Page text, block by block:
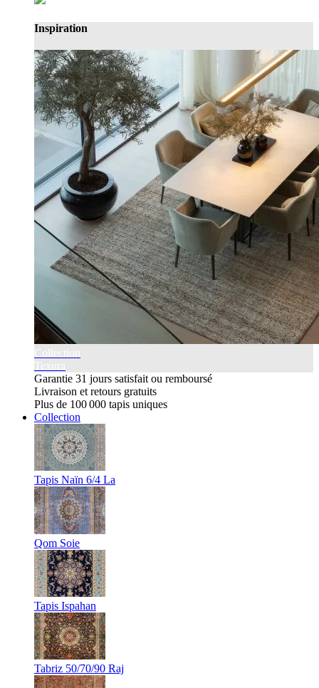
Inspiration
Garantie 31 jours satisfait ou remboursé
Livraison et retours gratuits
Plus de 100 000 tapis uniques
Collection
Tapis Naïn 6/4 La
Qom Soie
Tapis Ispahan
Tabriz 50/70/90 Raj